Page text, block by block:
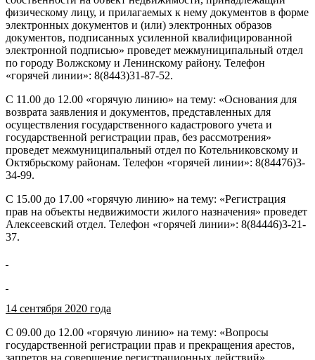
физическому лицу, и прилагаемых к нему документов в форме
электронных документов и (или) электронных образов
документов, подписанных усиленной квалифицированной
электронной подписью» проведет межмуниципальный отдел
по городу Волжскому и Ленинскому району. Телефон
«горячей линии»: 8(8443)31-87-52.
С 11.00 до 12.00 «горячую линию» на тему: «Основания для
возврата заявления и документов, представленных для
осуществления государственного кадастрового учета и
государственной регистрации прав, без рассмотрения»
проведет межмуниципальный отдел по Котельниковскому и
Октябрьскому районам. Телефон «горячей линии»: 8(84476)3-
34-99.
С 15.00 до 17.00 «горячую линию» на тему: «Регистрация
прав на объекты недвижимости жилого назначения» проведет
Алексеевский отдел. Телефон «горячей линии»: 8(84446)3-21-
37.
14 сентября 2020 года
С 09.00 до 12.00 «горячую линию» на тему: «Вопросы
государственной регистрации прав и прекращения арестов,